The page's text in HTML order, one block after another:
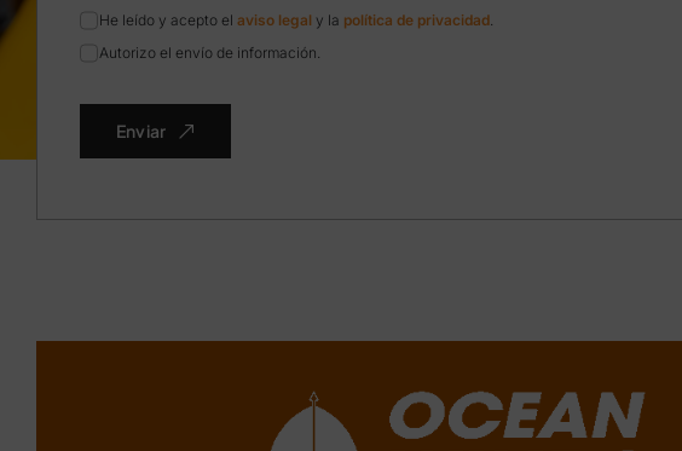
He leído y acepto el aviso legal y la política de privacidad.
Autorizo el envío de información.
Enviar